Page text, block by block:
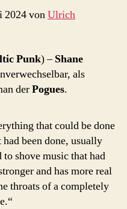
2024 vonUlrich
Punk) –Shane
als
derPogues.
that could be done
been done, usually
shove music that had
and has more real
throats of a completely